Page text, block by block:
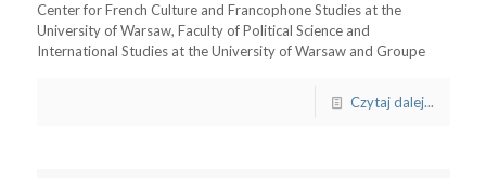
Center for French Culture and Francophone Studies at the
University of Warsaw, Faculty of Political Science and
International Studies at the University of Warsaw and Groupe
Czytaj dalej...